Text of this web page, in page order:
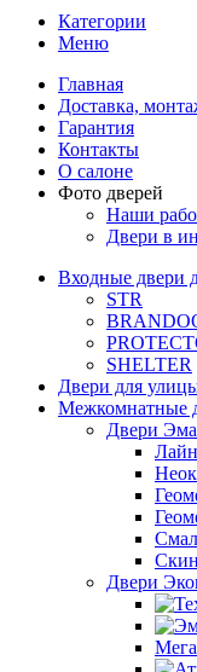
Категории
Меню
Главная
Доставка,
Гарантия
Контакты
О салоне
Фото дверей
Наши
Двери в
Входные двери
STR
SHELTER
Двери для
Межкомнатные
Двери
Скин
Двери